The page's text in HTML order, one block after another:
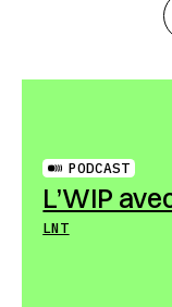
PODCAST
L’WIP
LNT